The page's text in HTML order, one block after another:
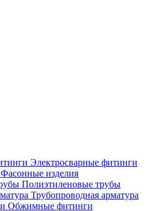
Электросварные фитинги
Фасонные изделия
Полиэтиленовые трубы
Трубопроводная арматура
Обжимные фитинги